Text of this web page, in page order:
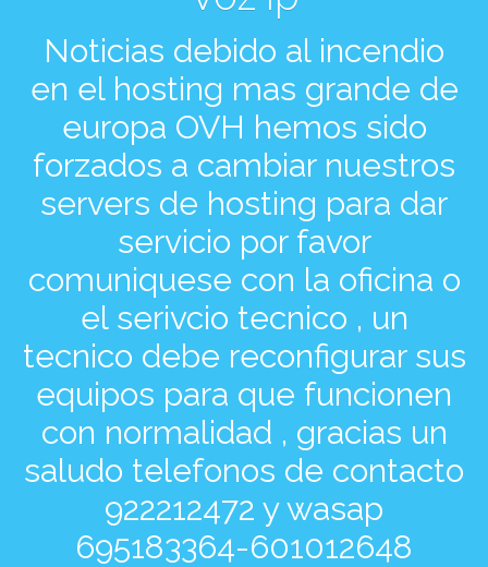
Noticias debido al incendio
en el hosting mas grande de
europa OVH hemos sido
forzados a cambiar nuestros
servers de hosting para dar
servicio por favor
comuniquese con la oficina o
el serivcio tecnico , un
tecnico debe reconfigurar sus
equipos para que funcionen
con normalidad , gracias un
saludo telefonos de contacto
922212472 y wasap
695183364-601012648